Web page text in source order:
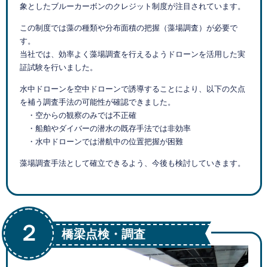
象としたブルーカーボンのクレジット制度が注目されています。
この制度では藻の種類や分布面積の把握（藻場調査）が必要で
す。
当社では、効率よく藻場調査を行えるようドローンを活用した実
証試験を行いました。
水中ドローンを空中ドローンで誘導することにより、以下の欠点
を補う調査手法の可能性が確認できました。
・空からの観察のみでは不正確
・船舶やダイバーの潜水の既存手法では非効率
・水中ドローンでは潜航中の位置把握が困難
藻場調査手法として確立できるよう、今後も検討していきます。
橋梁点検・調査
２